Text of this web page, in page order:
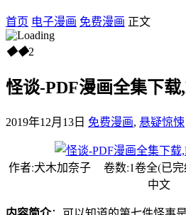
首页 电子漫画 免费漫画 正文
◆◆2
怪谈-PDF漫画全集下
2019年12月13日 免费漫画, 悬疑惊悚
作者:犬木加奈子 卷数:1卷全(已
中文